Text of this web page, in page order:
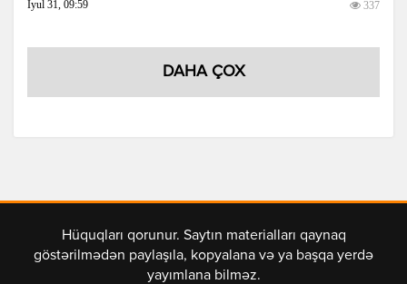
İyul 31, 09:59 337
DAHA ÇOX
Hüquqları qorunur. Saytın materialları qaynaq
göstərilmədən paylaşıla, kopyalana və ya başqa yerdə
yayımlana bilməz.